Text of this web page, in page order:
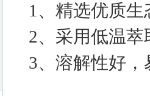
1、精选优质
2、采用低温
3、溶解性好，